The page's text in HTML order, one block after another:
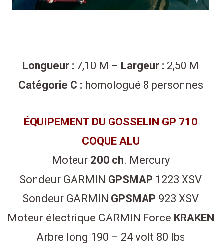
Longueur : 7,10 M – Largeur : 2,50 M
Catégorie C : homologué 8 personnes
ÉQUIPEMENT DU GOSSELIN GP 710
COQUE ALU
Moteur 200 ch. Mercury
Sondeur GARMIN GPSMAP 1223 XSV
Sondeur GARMIN GPSMAP 923 XSV
Moteur électrique GARMIN Force KRAKEN
Arbre long 190 – 24 volt 80 lbs